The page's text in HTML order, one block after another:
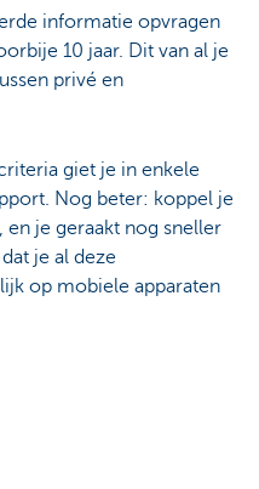
informatie opvragen
10 jaar. Dit van al je
privé en
giet je in enkele
Nog beter: koppel je
en je geraakt nog sneller
je al deze
op mobiele apparaten